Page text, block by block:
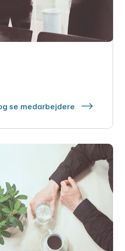
se medarbejdere